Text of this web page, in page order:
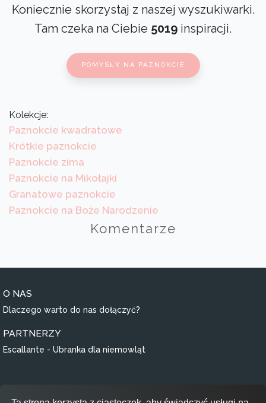
Koniecznie skorzystaj z naszej wyszukiwarki.
Tam czeka na Ciebie 5019 inspiracji.
POMYSŁY NA PAZNOKCIE
Kolekcje:
Paznokcie kwadratowe
Krótkie paznokcie
Paznokcie zima
Paznokcie na Mikołajki
Granatowe paznokcie
Paznokcie na Boże Narodzenie
Komentarze
O NAS
Dlaczego warto do nas dołączyć?
PARTNERZY
Escallante - Ubranka dla niemowląt